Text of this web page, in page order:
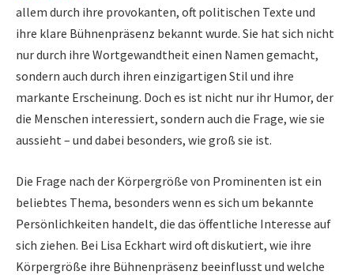
allem durch ihre provokanten, oft politischen Texte und
ihre klare Bühnenpräsenz bekannt wurde. Sie hat sich nicht
nur durch ihre Wortgewandtheit einen Namen gemacht,
sondern auch durch ihren einzigartigen Stil und ihre
markante Erscheinung. Doch es ist nicht nur ihr Humor, der
die Menschen interessiert, sondern auch die Frage, wie sie
aussieht – und dabei besonders, wie groß sie ist.
Die Frage nach der Körpergröße von Prominenten ist ein
beliebtes Thema, besonders wenn es sich um bekannte
Persönlichkeiten handelt, die das öffentliche Interesse auf
sich ziehen. Bei Lisa Eckhart wird oft diskutiert, wie ihre
Körpergröße ihre Bühnenpräsenz beeinflusst und welche